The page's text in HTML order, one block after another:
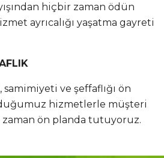
hiçbir zaman ödün
ayrıcalığı yaşatma gayreti
ve şeffaflığı ön
hizmetlerle müşteri
ön planda tutuyoruz.